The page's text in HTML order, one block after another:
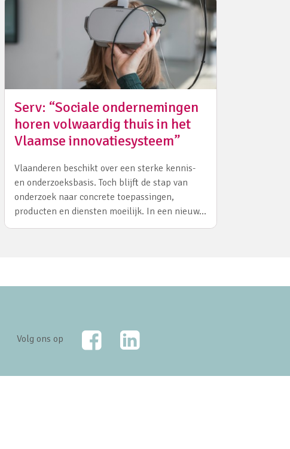
Serv: “Sociale ondernemingen
horen volwaardig thuis in het
Vlaamse innovatiesysteem”
Vlaanderen beschikt over een sterke kennis-
en onderzoeksbasis. Toch blijft de stap van
onderzoek naar concrete toepassingen,
producten en diensten moeilijk. In een nieuw…
Volg ons op
FacebookLinkedIn